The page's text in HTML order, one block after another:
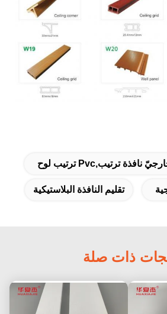
تقليم النافذة البلاستيكية
ذات صلة